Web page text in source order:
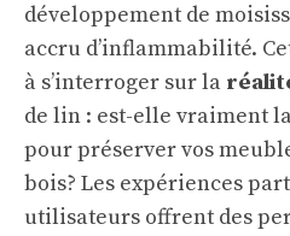
développement de
accru d’inflammabilité.
à s’interroger sur la
de lin : est-elle vraiment
pour préserver vos
bois? Les expériences
utilisateurs offrent des